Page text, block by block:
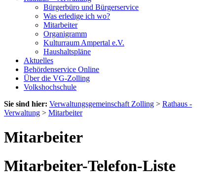
Bürgerbüro und Bürgerservice
Was erledige ich wo?
Mitarbeiter
Organigramm
Kulturraum Ampertal e.V.
Haushaltspläne
Aktuelles
Behördenservice Online
Über die VG-Zolling
Volkshochschule
Sie sind hier: Verwaltungsgemeinschaft Zolling > Rathaus -
Verwaltung > Mitarbeiter
Mitarbeiter
Mitarbeiter-Telefon-Liste